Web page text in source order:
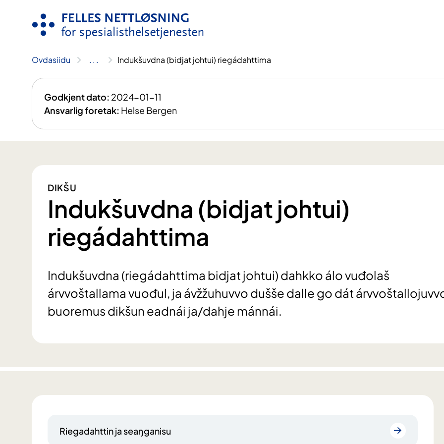
Ovdasiidu .. . Indukšuvdna (bidjat johtui) riegádahttima
Godkjent dato: 2024-01-11
Ansvarlig foretak: Helse Bergen
DIKŠU
Indukšuvdna (bidjat johtui)
riegádahttima
Indukšuvdna (riegádahttima bidjat johtui) dahkko álo vuđolaš
árvvoštallama vuođul, ja ávžžuhuvvo dušše dalle go dát
buoremus dikšun eadnái ja/dahje mánnái.
Riegadahttin ja seaŋganisu